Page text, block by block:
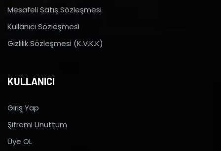
Mesafeli Satış Sözleşmesi
Kullanıcı Sözleşmesi
Gizlilik Sözleşmesi (K.V.K.K)
KULLANICI
Giriş Yap
Şifremi Unuttum
Üye OL